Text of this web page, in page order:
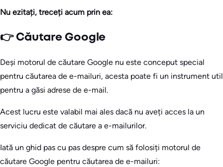
Nu ezitați, treceți acum prin ea:
👉 Căutare Google
Deși motorul de căutare Google nu este conceput special
pentru căutarea de e-mailuri, acesta poate fi un instrument util
pentru a găsi adrese de e-mail.
Acest lucru este valabil mai ales dacă nu aveți acces la un
serviciu dedicat de căutare a e-mailurilor.
Iată un ghid pas cu pas despre cum să folosiți motorul de
căutare Google pentru căutarea de e-mailuri: